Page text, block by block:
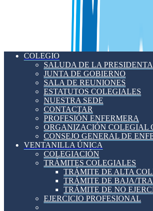
COLEGIO
SALUDA DE LA PRESIDENTA
JUNTA DE GOBIERNO
SALA DE REUNIONES
ESTATUTOS COLEGIALES
NUESTRA SEDE
CONTACTAR
PROFESIÓN ENFERMERA
ORGANIZACIÓN COLEGIAL
CONSEJO GENERAL DE
VENTANILLA ÚNICA
COLEGIACIÓN
TRÁMITES COLEGIALES
TRÁMITE DE ALTA
TRÁMITE DE BAJA/
TRÁMITE DE NO
EJERCICIO PROFESIONAL